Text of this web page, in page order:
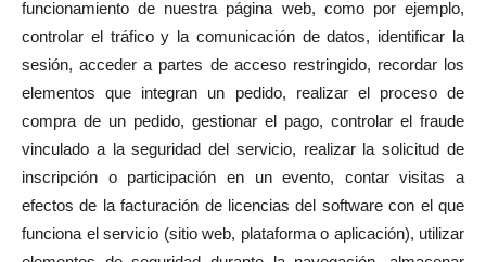
funcionamiento de nuestra página web, como por ejemplo,
controlar el tráfico y la comunicación de datos, identificar la
sesión, acceder a partes de acceso restringido, recordar los
elementos que integran un pedido, realizar el proceso de
compra de un pedido, gestionar el pago, controlar el fraude
vinculado a la seguridad del servicio, realizar la solicitud de
inscripción o participación en un evento, contar visitas a
efectos de la facturación de licencias del software con el que
funciona el servicio (sitio web, plataforma o aplicación), utilizar